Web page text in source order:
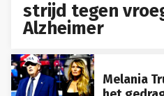
strijd tegen
Alzheimer
Melania